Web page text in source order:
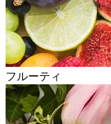
フルーティ